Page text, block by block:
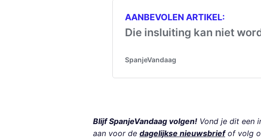
Blijf SpanjeVandaag volgen! Vond je dit een
aan voor de dagelijkse nieuwsbriefof volg